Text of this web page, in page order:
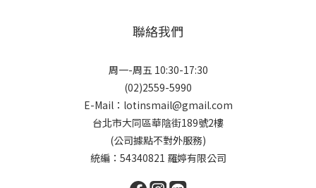
聯絡我們
周一-周五 10:30-17:30
(02)2559-5990
E-Mail：lotinsmail@gmail.com
台北市大同區華陰街189號2樓
(公司據點不對外服務)
統編：54340821 羅婷有限公司